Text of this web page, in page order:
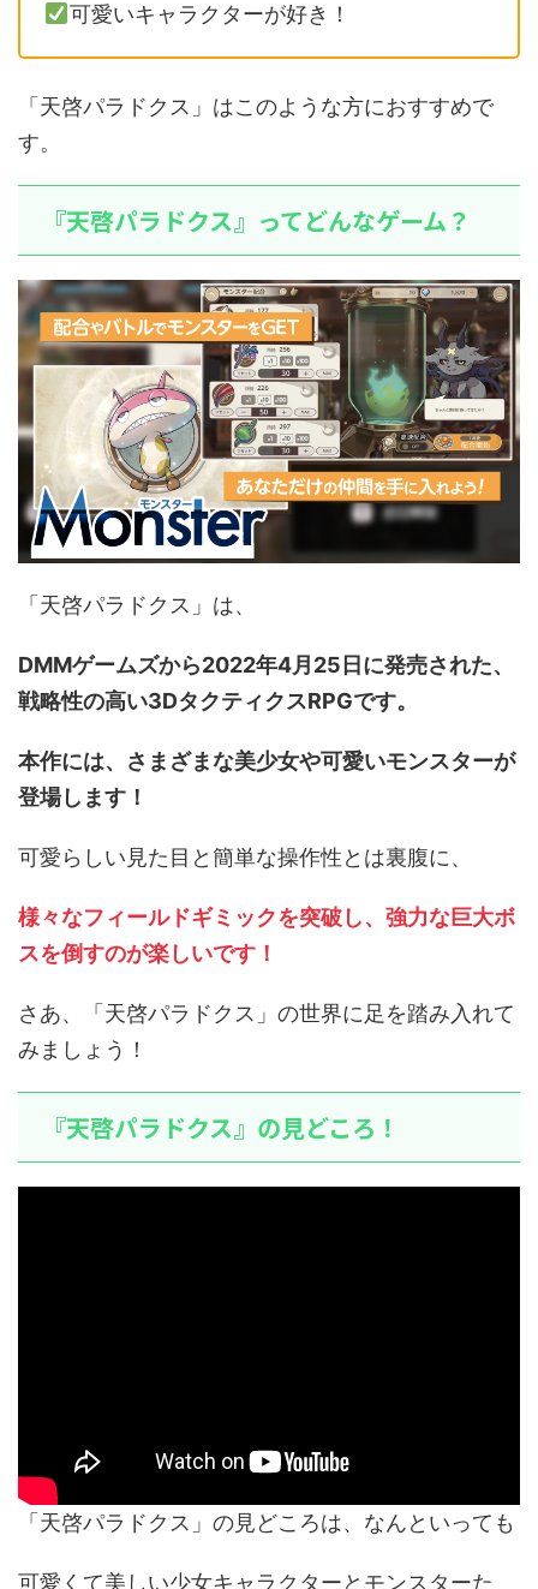
可愛いキャラクターが好き！
「天啓パラドクス」はこのような方におすすめで
す。
『天啓パラドクス』ってどんなゲーム？
「天啓パラドクス」は、
DMMゲームズから2022年4月25日に発売された、
戦略性の高い3DタクティクスRPGです。
本作には、さまざまな美少女や可愛いモンスターが
登場します！
可愛らしい見た目と簡単な操作性とは裏腹に、
様々なフィールドギミックを突破し、強力な巨大ボ
スを倒すのが楽しいです！
さあ、「天啓パラドクス」の世界に足を踏み入れて
みましょう！
『天啓パラドクス』の見どころ！
「天啓パラドクス」の見どころは、なんといっても
可愛くて美しい少女キャラクターとモンスターた